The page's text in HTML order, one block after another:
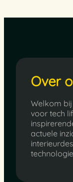
Over
Welkom
voor tech
actuele